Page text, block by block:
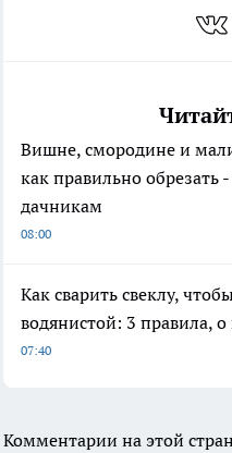
Вишне, смородине и
как правильно обрезать
дачникам
08:00
Как сварить свеклу,
водянистой: 3 правила,
07:40
Комментарии на этой